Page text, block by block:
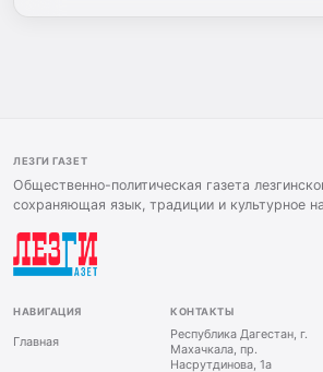
ЛЕЗГИ ГАЗЕТ
Общественно-политическая газета
сохраняющая язык, традиции и культурное
НАВИГАЦИЯ
Главная
КОНТАКТЫ
Республика Дагестан, г.
Махачкала, пр.
Насрутдинова, 1а